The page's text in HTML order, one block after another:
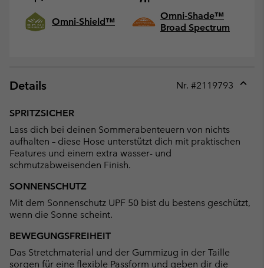
Omni-Shield™
Omni-Shade™
Broad Spectrum
Details Nr. #2119793
SPRITZSICHER
Lass dich bei deinen Sommerabenteuern von nichts
aufhalten – diese Hose unterstützt dich mit praktischen
Features und einem extra wasser- und
schmutzabweisenden Finish.
SONNENSCHUTZ
Mit dem Sonnenschutz UPF 50 bist du bestens geschützt,
wenn die Sonne scheint.
BEWEGUNGSFREIHEIT
Das Stretchmaterial und der Gummizug in der Taille
sorgen für eine flexible Passform und geben dir die